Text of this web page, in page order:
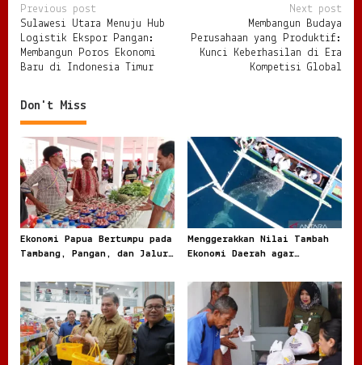
P
o
s
n
a
i
g
a
t
i
o
n
Previous post
Sulawesi Utara Menuju Hub
Logistik Ekspor Pangan:
Membangun Poros Ekonomi
Baru di Indonesia Timur
Next post
Membangun Budaya
Perusahaan yang Produktif:
Kunci Keberhasilan di Era
Kompetisi Global
Don't Miss
Ekonomi Papua Bertumpu pada
Tambang, Pangan, dan Jalur
Menggerakkan Nilai Tambah
Ekonomi Daerah agar
Mentah